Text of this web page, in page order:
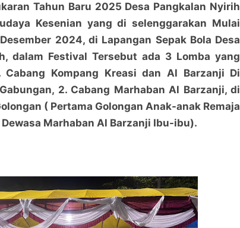
Tahun Baru 2025 Desa Pangkalan Nyirih
Kesenian yang di selenggarakan Mulai
2024, di Lapangan Sepak Bola Desa
dalam Festival Tersebut ada 3 Lomba yang
Cabang Kompang Kreasi dan Al Barzanji Di
2. Cabang Marhaban Al Barzanji, di
( Pertama Golongan Anak-anak Remaja
Dewasa Marhaban Al Barzanji Ibu-ibu).